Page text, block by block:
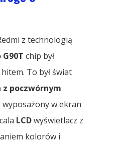
z technologią
chip był
To był świat
poczwórnym
wyposażony w ekran
LCDwyświetlacz z
kolorów i